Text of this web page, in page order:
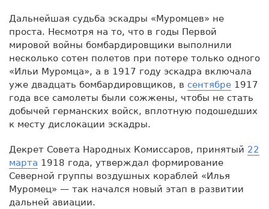
Дальнейшая судьба эскадры «Муромцев» не
проста. Несмотря на то, что в годы Первой
мировой войны бомбардировщики выполнили
несколько сотен полетов при потере только одного
«Ильи Муромца», а в 1917 году эскадра включала
уже двадцать бомбардировщиков, в сентябре 1917
года все самолеты были сожжены, чтобы не стать
добычей германских войск, вплотную подошедших
к месту дислокации эскадры.
Декрет Совета Народных Комиссаров, принятый 22
марта 1918 года, утверждал формирование
Северной группы воздушных кораблей «Илья
Муромец» — так начался новый этап в развитии
дальней авиации.